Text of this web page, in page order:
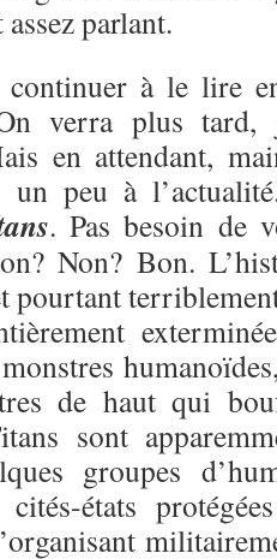
parlant.
à le lire
verra plus
en attendant,
un peu à
. Pas besoin de
Non? Bon.
pourtant
de haut qui
sont
groupes
états